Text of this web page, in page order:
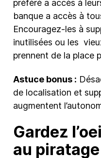
préféré a accès à
banque a accès à
Encouragez-les à
inutilisées ou les
prennent de la place
Astuce bonus :
de localisation et
augmentent
Gardez
au piratage